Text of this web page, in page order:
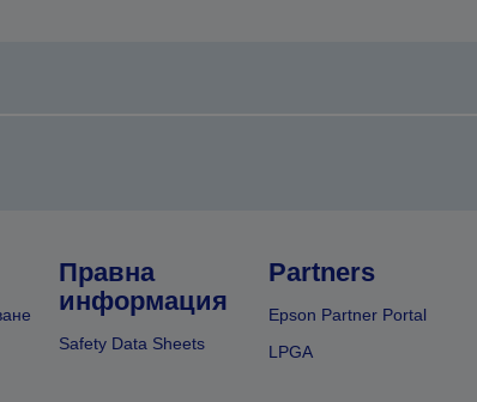
Правна
информация
Safety Data Sheets
Partners
Epson Partner Portal
LPGA